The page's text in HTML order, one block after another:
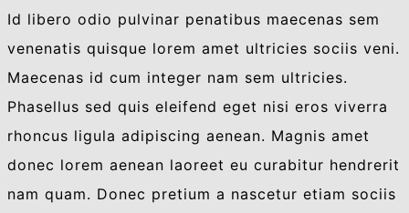
Id libero odio pulvinar penatibus maecenas sem
venenatis quisque lorem amet ultricies sociis veni.
Maecenas id cum integer nam sem ultricies.
Phasellus sed quis eleifend eget nisi eros viverra
rhoncus ligula adipiscing aenean. Magnis amet
donec lorem aenean laoreet eu curabitur hendrerit
nam quam. Donec pretium a nascetur etiam sociis